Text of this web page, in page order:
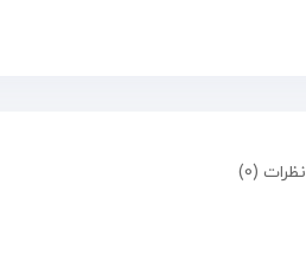
نظرات (0)